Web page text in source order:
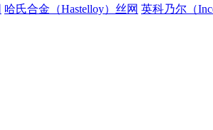
哈氏合金（Hastelloy）丝网 英科乃尔（